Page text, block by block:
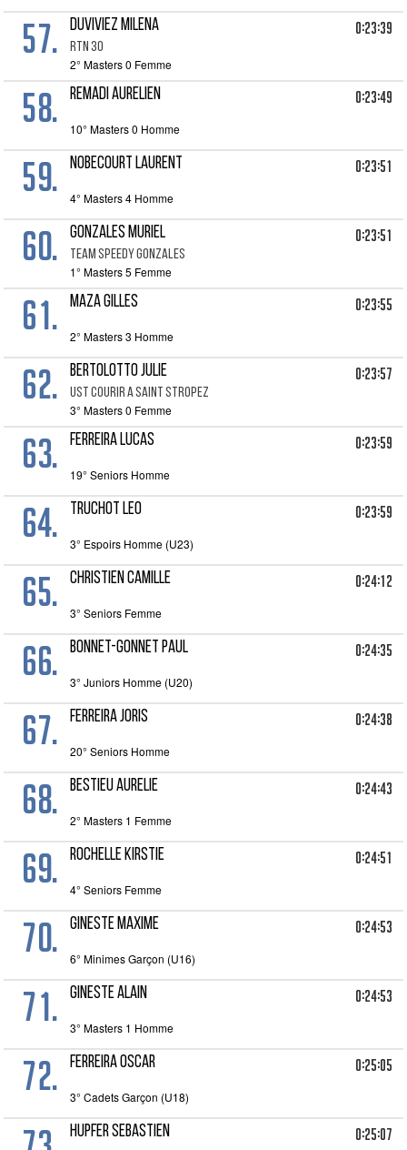
57. DUVIVIEZ MILENA
RTN 30
0:23:39
2° Masters 0 Femme
58. REMADI AURELIEN 0:23:49
10° Masters 0 Homme
59. NOBECOURT LAURENT 0:23:51
4° Masters 4 Homme
60. GONZALES MURIEL
TEAM SPEEDY GONZALES
0:23:51
1° Masters 5 Femme
61. MAZA GILLES 0:23:55
2° Masters 3 Homme
62. BERTOLOTTO JULIE
UST COURIR A SAINT STROPEZ
0:23:57
3° Masters 0 Femme
63. FERREIRA LUCAS 0:23:59
19° Seniors Homme
64. TRUCHOT LEO 0:23:59
3° Espoirs Homme (U23)
65. CHRISTIEN CAMILLE 0:24:12
3° Seniors Femme
66. BONNET-GONNET PAUL 0:24:35
3° Juniors Homme (U20)
67. FERREIRA JORIS 0:24:38
20° Seniors Homme
68. BESTIEU AURELIE 0:24:43
2° Masters 1 Femme
69. ROCHELLE KIRSTIE 0:24:51
4° Seniors Femme
70. GINESTE MAXIME 0:24:53
6° Minimes Garçon (U16)
71. GINESTE ALAIN 0:24:53
3° Masters 1 Homme
72. FERREIRA OSCAR 0:25:05
3° Cadets Garçon (U18)
HUPFER SEBASTIEN 0:25:07